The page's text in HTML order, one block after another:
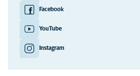
Facebook
YouTube
Instagram